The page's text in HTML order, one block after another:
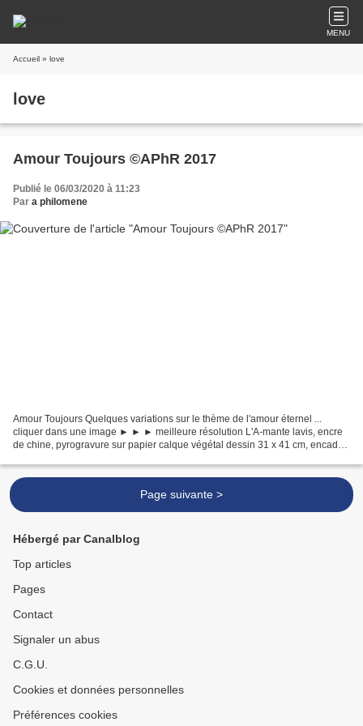
MENU
Accueil » love
love
Amour Toujours ©APhR 2017
Publié le 06/03/2020 à 11:23
Par a philomene
Amour Toujours Quelques variations sur le thème de l'amour éternel ...
cliquer dans une image ► ► ► meilleure résolution L'A-mante lavis, encre
de chine, pyrogravure sur papier calque végétal dessin 31 x 41 cm, encadré
Page suivante >
Hébergé par Canalblog
Top articles
Pages
Contact
Signaler un abus
C.G.U.
Cookies et données personnelles
Préférences cookies